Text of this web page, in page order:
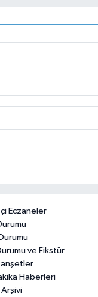
Eczaneler
ve Fikstür
Haberleri